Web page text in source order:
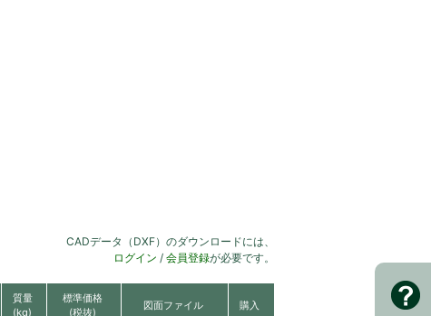
CADデータ（DXF）のダウンロードには、
ログイン / 会員登録が必要です。
質量
(kg)
標準価格
(税抜)
図面ファイル 購入